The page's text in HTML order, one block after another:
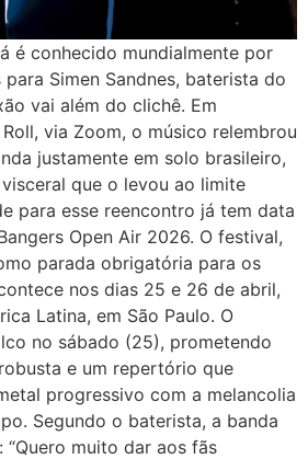
é conhecido mundialmente por
Simen Sandnes, baterista do
vai além do clichê. Em
via Zoom, o músico relembrou
justamente em solo brasileiro,
que o levou ao limite
para esse reencontro já tem data
Open Air 2026. O festival,
parada obrigatória para os
nos dias 25 e 26 de abril,
Latina, em São Paulo. O
no sábado (25), prometendo
e um repertório que
progressivo com a melancolia
Segundo o baterista, a banda
“Quero muito dar aos fãs